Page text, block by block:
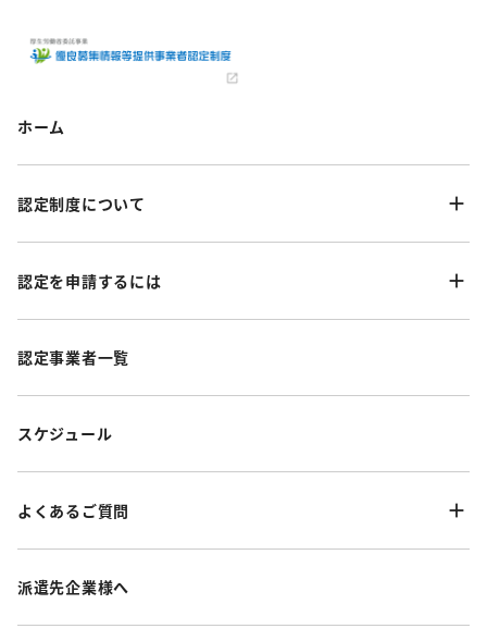
ホーム
認定制度について
認定を申請するには
認定事業者一覧
スケジュール
よくあるご質問
派遣先企業様へ